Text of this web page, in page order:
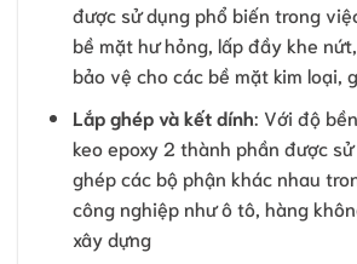
được sử dụng phổ biến trong
bề mặt hư hỏng, lấp đầy khe
bảo vệ cho các bề mặt kim loại,
Lắp ghép và kết dính: Với độ
keo epoxy 2 thành phần được
ghép các bộ phận khác nhau
công nghiệp như ô tô, hàng
xây dựng